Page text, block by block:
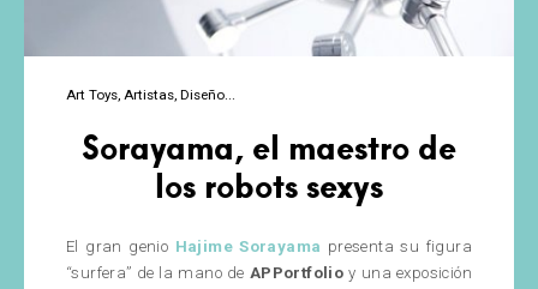
Art Toys Artistas Diseño
Sorayama, el maestro de
los robots sexys
El gran genio Hajime Sorayama presenta su figura
“surfera” de la mano de APPortfolio y una exposición